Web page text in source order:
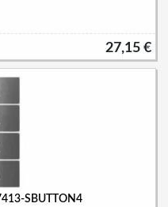
27,15 €
SBUTTON4